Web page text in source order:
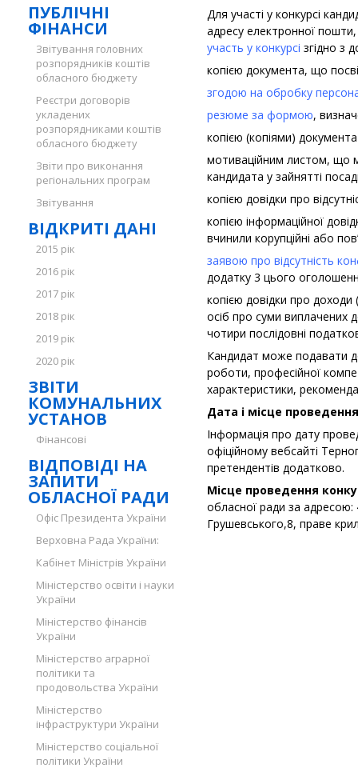
ПУБЛІЧНІ
ФІНАНСИ
Звітування головних
розпорядників коштів
обласного бюджету
Реєстри договорів
укладених
розпорядниками коштів
обласного бюджету
Звіти про виконання
регіональних програм
Звітування
ВІДКРИТІ ДАНІ
2015 рік
2016 рік
2017 рік
2018 рік
2019 рік
2020 рік
ЗВІТИ
КОМУНАЛЬНИХ
УСТАНОВ
Фінансові
ВІДПОВІДІ НА
ЗАПИТИ
ОБЛАСНОЇ РАДИ
Офіс Президента України
Верховна Рада України:
Кабінет Міністрів України
Міністерство освіти і науки
України
Міністерство фінансів
України
Міністерство аграрної
політики та
продовольства України
Міністерство
інфраструктури України
Міністерство соціальної
політики України
Для участі у конкурсі
адресу електронної
участь у конкурсі згідно з
копією документа, що
згодою на обробку
резюме за формою,
копією (копіями)
мотиваційним листом, що
кандидата у зайнятті
копією довідки про
копією інформаційної
вчинили корупційні або
заявою про відсутність
додатку 3 цього
копією довідки про
осіб про суми виплачених
чотири послідовні
Кандидат може подавати
роботи, професійної
характеристики,
Дата і місце
Інформація про дату
офіційному вебсайті
претендентів додатково.
Місце проведення
обласної ради за
Грушевського,8, праве